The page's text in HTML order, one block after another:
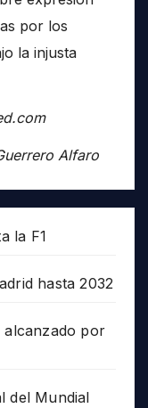
por los
la injusta
Alfaro
la F1
hasta 2032
alcanzado por
del Mundial